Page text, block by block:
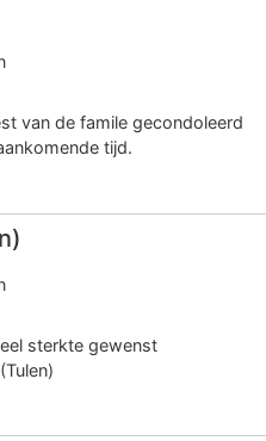
van de famile gecondoleerd
tijd.
sterkte gewenst